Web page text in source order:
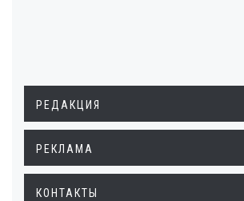
РЕДАКЦИЯ
РЕКЛАМА
КОНТАКТЫ